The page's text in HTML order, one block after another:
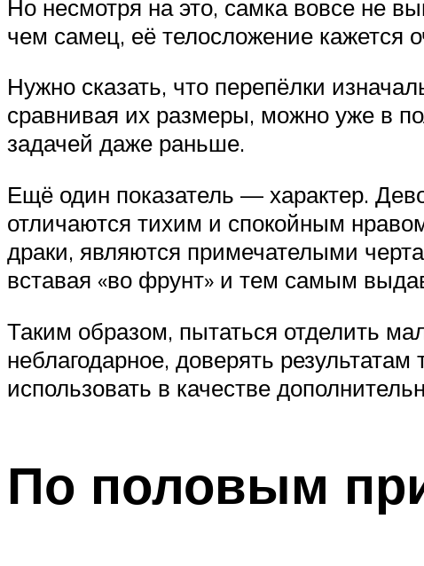
Но несмотря на это, самка вовсе не
чем самец, её телосложение кажется
Нужно сказать, что перепёлки
сравнивая их размеры, можно уже в
задачей даже раньше.
Ещё один показатель — характер.
отличаются тихим и спокойным
драки, являются примечателыми
вставая «во фрунт» и тем самым
Таким образом, пытаться отделить
неблагодарное, доверять
использовать в качестве
По половым